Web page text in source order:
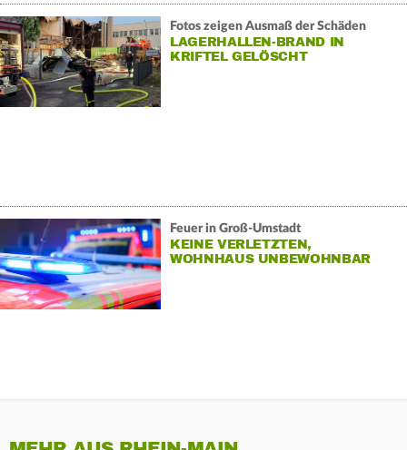
Fotos zeigen Ausmaß der Schäden
LAGERHALLEN-BRAND IN
KRIFTEL GELÖSCHT
Feuer in Groß-Umstadt
KEINE VERLETZTEN,
WOHNHAUS UNBEWOHNBAR